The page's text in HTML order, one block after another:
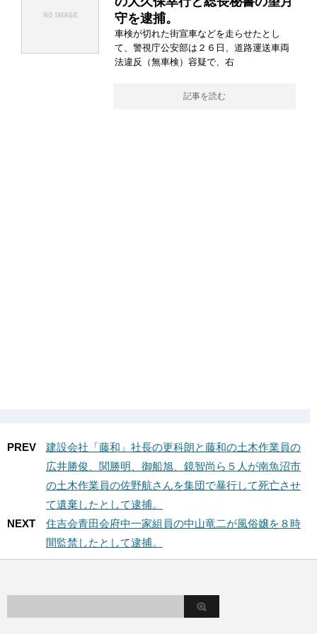
守を逮捕。
車検が切れた街宣車などを走らせたとし
て、警視庁公安部は２６日、道路運送車両
法違反（無車検）容疑で、右
記事を読む
PREV
建設会社「藤和」社長の更科朗と藤和の土木作業員の
広井勝俊、関勝明、御船旭、鏡智尚ら５人が南魚沼市
の土木作業員の佐野航さんを集団で暴行して死亡させ
て遺棄したとして逮捕。
NEXT
住吉会青田会府中一家組員の中山竜二が風俗嬢を８時
間監禁したとして逮捕。